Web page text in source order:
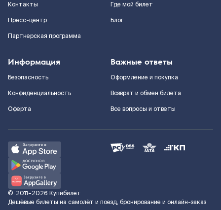
Контакты
Пресс-центр
Партнерская программа
Где мой билет
Блог
Информация
Безопасность
Конфиденциальность
Оферта
Важные ответы
Оформление и покупка
Возврат и обмен билета
Все вопросы и ответы
© 2011–2026 Купибилет
Дешёвые билеты на самолёт и поезд, бронирование и онлайн-заказ